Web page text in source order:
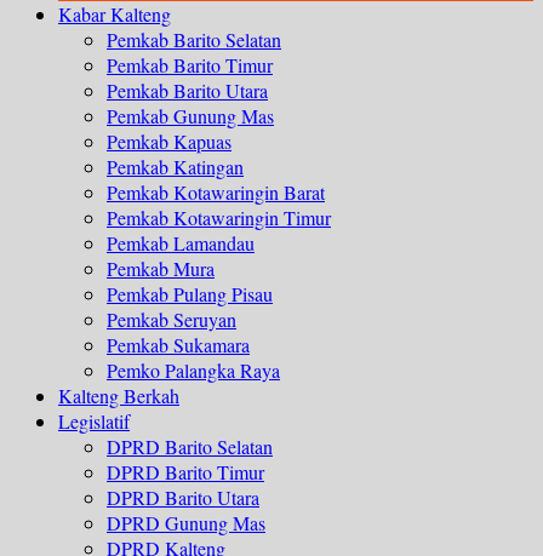
Kabar Kalteng
Pemkab Barito Selatan
Pemkab Barito Timur
Pemkab Barito Utara
Pemkab Gunung Mas
Pemkab Kapuas
Pemkab Katingan
Pemkab Kotawaringin Barat
Pemkab Kotawaringin Timur
Pemkab Lamandau
Pemkab Mura
Pemkab Pulang Pisau
Pemkab Seruyan
Pemkab Sukamara
Pemko Palangka Raya
Kalteng Berkah
Legislatif
DPRD Barito Selatan
DPRD Barito Timur
DPRD Barito Utara
DPRD Gunung Mas
DPRD Kalteng